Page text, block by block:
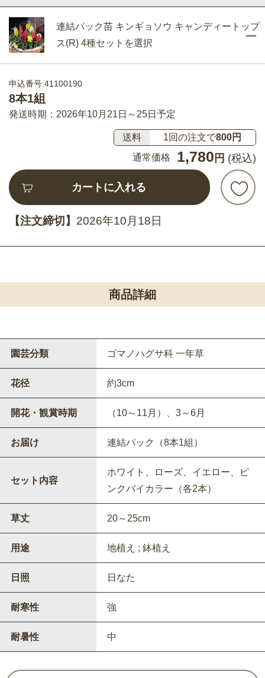
連結パック苗 キンギョソウ キャンディートップ
ス(R) 4種セットを選択
申込番号:41100190
8本1組
発送時期：2026年10月21日～25日予定
送料 1回の注文で800円
通常価格
1,780 円 (税込)
カートに入れる
【注文締切】 2026年10月18日
商品詳細
園芸分類 ゴマノハグサ科 一年草
花径 約3cm
開花・観賞時期 （10～11月）、3～6月
お届け 連結パック（8本1組）
セット内容
ホワイト、ローズ、イエロー、ピ
ンクバイカラー（各2本）
草丈 20～25cm
用途 地植え ; 鉢植え
日照 日なた
耐寒性 強
耐暑性 中